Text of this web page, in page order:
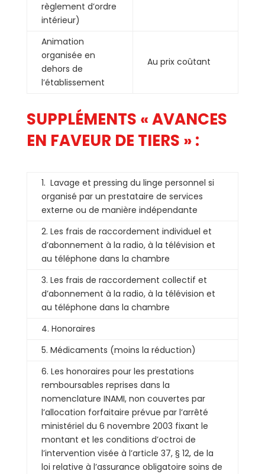
règlement d’ordre
intérieur)
Animation
organisée en
dehors de
l’établissement
Au prix coûtant
SUPPLÉMENTS « AVANCES
EN FAVEUR DE TIERS » :
1. Lavage et pressing du linge personnel si
organisé par un prestataire de services
externe ou de manière indépendante
2. Les frais de raccordement individuel et
d’abonnement à la radio, à la télévision et
au téléphone dans la chambre
3. Les frais de raccordement collectif et
d’abonnement à la radio, à la télévision et
au téléphone dans la chambre
4. Honoraires
5. Médicaments (moins la réduction)
6. Les honoraires pour les prestations
remboursables reprises dans la
nomenclature INAMI, non couvertes par
l’allocation forfaitaire prévue par l’arrêté
ministériel du 6 novembre 2003 fixant le
montant et les conditions d’octroi de
l’intervention visée à l’article 37, § 12, de la
loi relative à l’assurance obligatoire soins de